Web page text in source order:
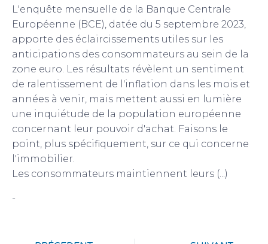
L'enquête mensuelle de la Banque Centrale
Européenne (BCE), datée du 5 septembre 2023,
apporte des éclaircissements utiles sur les
anticipations des consommateurs au sein de la
zone euro. Les résultats révèlent un sentiment
de ralentissement de l'inflation dans les mois et
années à venir, mais mettent aussi en lumière
une inquiétude de la population européenne
concernant leur pouvoir d'achat. Faisons le
point, plus spécifiquement, sur ce qui concerne
l'immobilier.
Les consommateurs maintiennent leurs (...)
-